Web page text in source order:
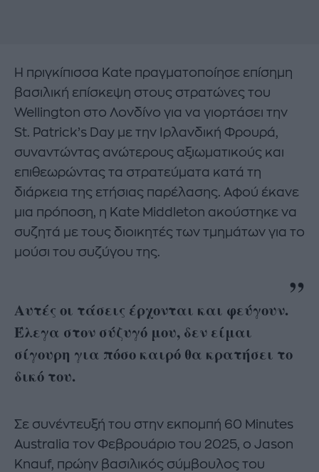
Η πριγκίπισσα Kate πραγματοποίησε επίσημη
βασιλική επίσκεψη στους στρατώνες του
Wellington στο Λονδίνο για να γιορτάσει την
St. Patrick’s Day με την Ιρλανδική Φρουρά,
συναντώντας ανώτερους αξιωματικούς και
επιθεωρώντας τα στρατεύματα κατά τη
διάρκεια της ετήσιας παρέλασης. Αφού έκανε
μια πρόποση, η Kate Middleton ακούστηκε να
συζητά με τους διοικητές των τμημάτων για το
μούσι του συζύγου της.
Αυτές οι τάσεις έρχονται και φεύγουν.
Έλεγα στον σύζυγό μου, δεν είμαι
σίγουρη για πόσο καιρό θα κρατήσει το
δικό του.
Σε συνέντευξή του στην εκπομπή 60 Minutes
Australia τον Φεβρουάριο του 2025, ο Jason
Knauf, πρώην βασιλικός σύμβουλος του